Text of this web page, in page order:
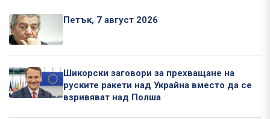
Петък, 7 август 2026
Шикорски заговори за прехващане на
руските ракети над Украйна вместо да се
взривяват над Полша